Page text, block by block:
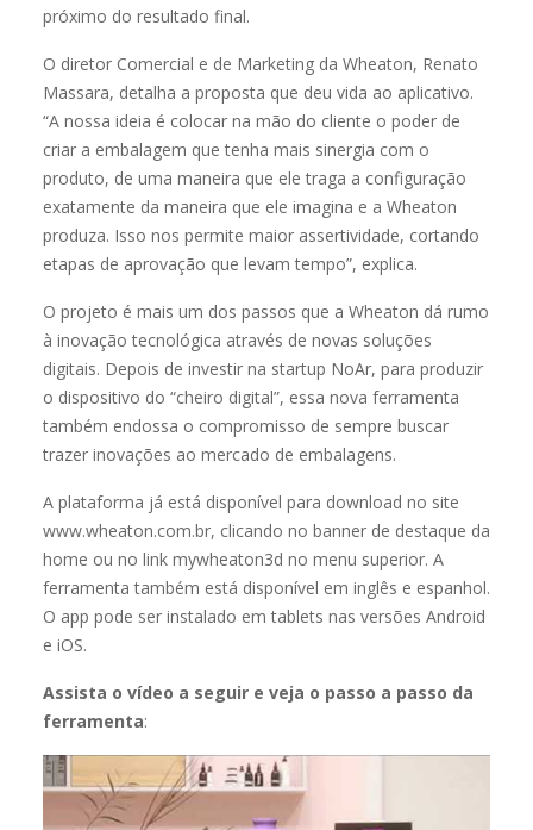
próximo do resultado final.
O diretor Comercial e de Marketing da Wheaton, Renato
Massara, detalha a proposta que deu vida ao aplicativo.
“A nossa ideia é colocar na mão do cliente o poder de
criar a embalagem que tenha mais sinergia com o
produto, de uma maneira que ele traga a configuração
exatamente da maneira que ele imagina e a Wheaton
produza. Isso nos permite maior assertividade, cortando
etapas de aprovação que levam tempo”, explica.
O projeto é mais um dos passos que a Wheaton dá rumo
à inovação tecnológica através de novas soluções
digitais. Depois de investir na startup NoAr, para produzir
o dispositivo do “cheiro digital”, essa nova ferramenta
também endossa o compromisso de sempre buscar
trazer inovações ao mercado de embalagens.
A plataforma já está disponível para download no site
www.wheaton.com.br, clicando no banner de destaque da
home ou no link mywheaton3d no menu superior. A
ferramenta também está disponível em inglês e espanhol.
O app pode ser instalado em tablets nas versões Android
e iOS.
Assista o vídeo a seguir e veja o passo a passo da
ferramenta: